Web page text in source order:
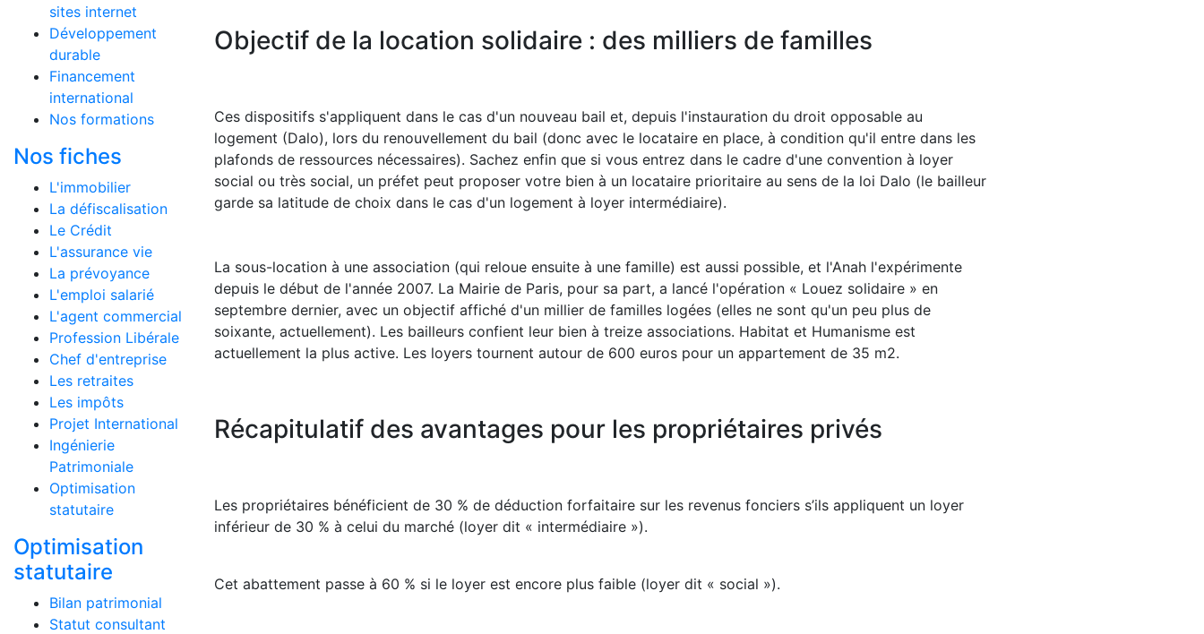
sites internet
Développement
durable
Financement
international
Nos formations
Nos fiches
L'immobilier
La défiscalisation
Le Crédit
L'assurance vie
La prévoyance
L'emploi salarié
L'agent commercial
Profession Libérale
Chef d'entreprise
Les retraites
Les impôts
Projet International
Ingénierie
Patrimoniale
Optimisation
statutaire
Optimisation
statutaire
Bilan patrimonial
Statut consultant
Objectif de la location solidaire : des milliers de familles
Ces dispositifs s'appliquent dans le cas d'un nouveau bail et, depuis l'instauration du droit opposable au
logement (Dalo), lors du renouvellement du bail (donc avec le locataire en place, à condition qu'il entre dans les
plafonds de ressources nécessaires). Sachez enfin que si vous entrez dans le cadre d'une convention à loyer
social ou très social, un préfet peut proposer votre bien à un locataire prioritaire au sens de la loi Dalo (le bailleur
garde sa latitude de choix dans le cas d'un logement à loyer intermédiaire).
La sous-location à une association (qui reloue ensuite à une famille) est aussi possible, et l'Anah l'expérimente
depuis le début de l'année 2007. La Mairie de Paris, pour sa part, a lancé l'opération « Louez solidaire » en
septembre dernier, avec un objectif affiché d'un millier de familles logées (elles ne sont qu'un peu plus de
soixante, actuellement). Les bailleurs confient leur bien à treize associations. Habitat et Humanisme est
actuellement la plus active. Les loyers tournent autour de 600 euros pour un appartement de 35 m2.
Récapitulatif des avantages pour les propriétaires privés
Les propriétaires bénéficient de 30 % de déduction forfaitaire sur les revenus fonciers s’ils appliquent un loyer
inférieur de 30 % à celui du marché (loyer dit « intermédiaire »).
Cet abattement passe à 60 % si le loyer est encore plus faible (loyer dit « social »).